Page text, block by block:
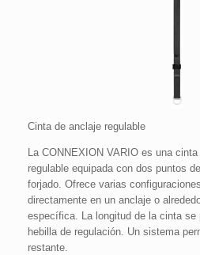
Cinta de anclaje regulable
La CONNEXION VARIO es una
regulable equipada con dos puntos
forjado. Ofrece varias
directamente en un anclaje o
específica. La longitud de la cinta se
hebilla de regulación. Un sistema
restante.